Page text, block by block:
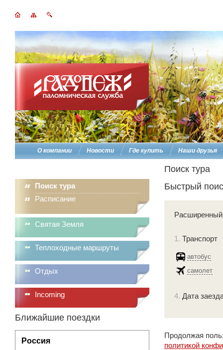
О компании Новости Где купить Наши друзья
Поиск тура
Расписание
Святая Земля
Теплоходные маршруты
Отдых
Incoming
Ближайшие поездки
Россия
Поиск тура
Быстрый
1. Транспорт
автобус
самолет
4. Дата
Продолжая
политикой